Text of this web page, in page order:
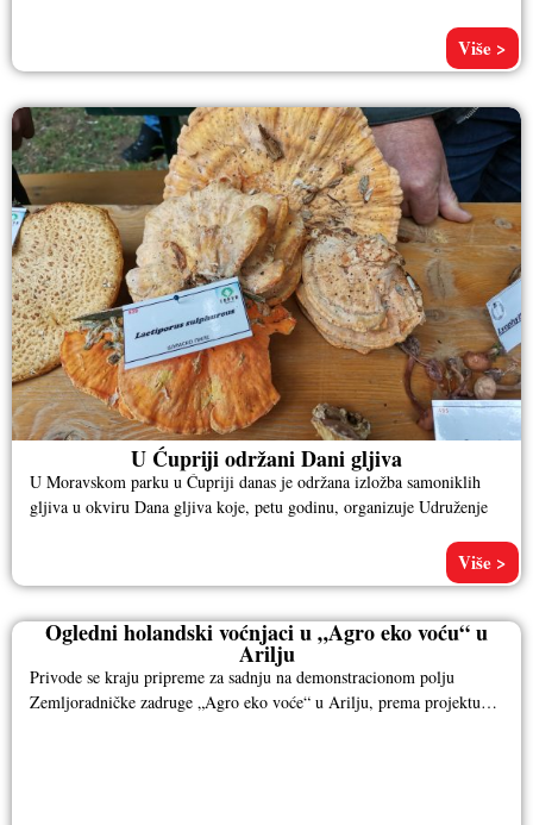
Više >
U Ćupriji održani Dani gljiva
U Moravskom parku u Ćupriji danas je održana izložba samoniklih
gljiva u okviru Dana gljiva koje, petu godinu, organizuje Udruženje
Više >
Ogledni holandski voćnjaci u „Agro eko voću“ u
Arilju
Privode se kraju pripreme za sadnju na demonstracionom polju
Zemljoradničke zadruge „Agro eko voće“ u Arilju, prema projektu